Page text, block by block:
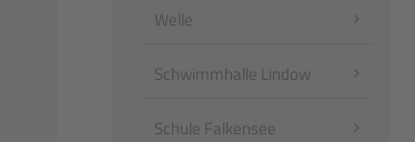
Welle
Schwimmhalle Lindow
Schule Falkensee